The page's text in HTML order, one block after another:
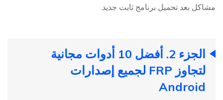
مشاكل بعد تحميل برنامج ثابت جديد.
الجزء 2. أفضل 10 أدوات مجانية
لتجاوز FRP لجميع إصدارات
Android